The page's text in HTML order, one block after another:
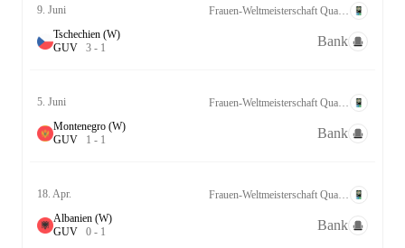
9. Juni
Tschechien (W)
GUV 3 - 1 Bank
5. Juni
Montenegro (W)
GUV 1 - 1 Bank
18. Apr.
Albanien (W)
GUV 0 - 1 Bank